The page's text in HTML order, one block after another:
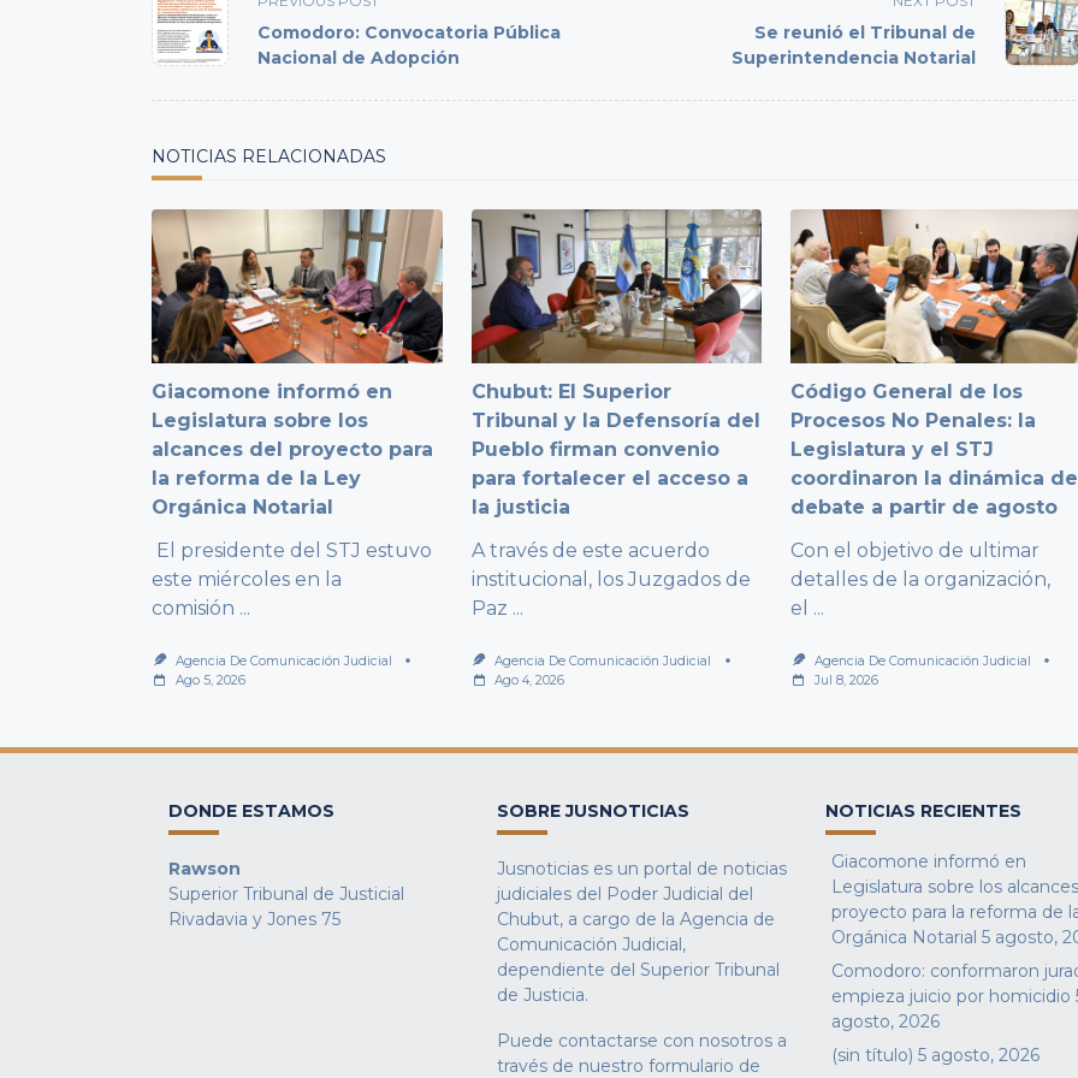
class="nav-
subtitle
Comodoro: Convocatoria Pública
Nacional de Adopción
Se reunió el Tribunal de
Superintendencia Notarial
NOTICIAS RELACIONADAS
Giacomone informó en
Legislatura sobre los
alcances del proyecto para
la reforma de la Ley
Orgánica Notarial
El presidente del STJ estuvo
este miércoles en la
comisión ...
Agencia De Comunicación Judicial
Ago 5, 2026
Chubut: El Superior
Tribunal y la Defensoría del
Pueblo firman convenio
para fortalecer el acceso a
la justicia
A través de este acuerdo
institucional, los Juzgados de
Paz ...
Agencia De Comunicación Judicial
Ago 4, 2026
Código General de los
Procesos No Penales: la
Legislatura y el STJ
coordinaron la dinámica de
debate a partir de agosto
Con el objetivo de ultimar
detalles de la organización,
el ...
Agencia De Comunicación Judicial
Jul 8, 2026
DONDE ESTAMOS
Rawson
Superior Tribunal de Justicial
Rivadavia y Jones 75
SOBRE JUSNOTICIAS
Jusnoticias es un portal de noticias
judiciales del Poder Judicial del
Chubut, a cargo de la Agencia de
Comunicación Judicial,
dependiente del Superior Tribunal
de Justicia.
Puede contactarse con nosotros a
través de nuestro formulario de
NOTICIAS RECIENTES
Giacomone informó en
Legislatura sobre los
proyecto para la reforma de
Orgánica Notarial 5 agosto,
Comodoro: conformaron
empieza juicio por homicidio
agosto, 2026
(sin título) 5 agosto, 2026